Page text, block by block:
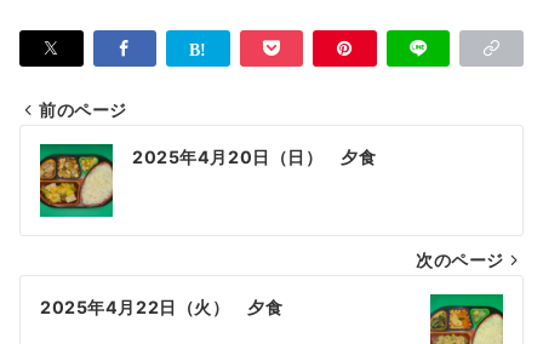
投
稿
ナ
ビ
ゲ
前のページ
2025年4月20日（日） 夕食
次のページ
2025年4月22日（火） 夕食